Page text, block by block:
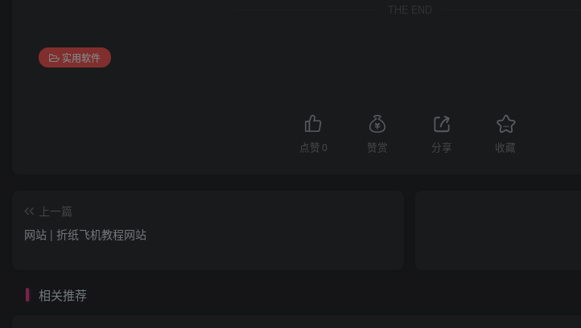
THE END
实用软件
点赞 0 赞赏 分享 收藏
上一篇
网站 | 折纸飞机教程网站
相关推荐